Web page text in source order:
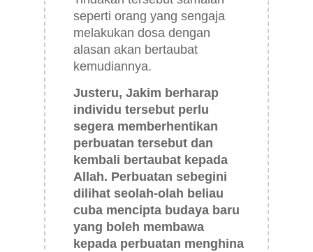
seperti orang yang sengaja
melakukan dosa dengan
alasan akan bertaubat
kemudiannya.
Justeru, Jakim berharap
individu tersebut perlu
segera memberhentikan
perbuatan tersebut dan
kembali bertaubat kepada
Allah. Perbuatan sebegini
dilihat seolah-olah beliau
cuba mencipta budaya baru
yang boleh membawa
kepada perbuatan menghina